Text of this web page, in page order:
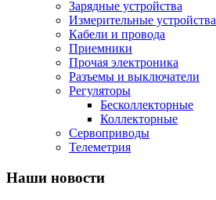
Зарядные устройства
Измерительные устройства
Кабели и провода
Приемники
Прочая электроника
Разъемы и выключатели
Регуляторы
Бесколлекторные
Коллекторные
Сервоприводы
Телеметрия
Наши новости